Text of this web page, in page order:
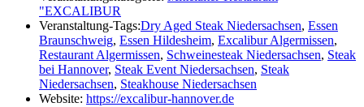
"EXCALIBUR
Veranstaltung-Tags:Dry Aged Steak Niedersachsen, Essen
Braunschweig, Essen Hildesheim, Excalibur Algermissen,
Restaurant Algermissen, Schweinesteak Niedersachsen, Steak
bei Hannover, Steak Event Niedersachsen, Steak
Niedersachsen, Steakhouse Niedersachsen
Website: https://excalibur-hannover.de